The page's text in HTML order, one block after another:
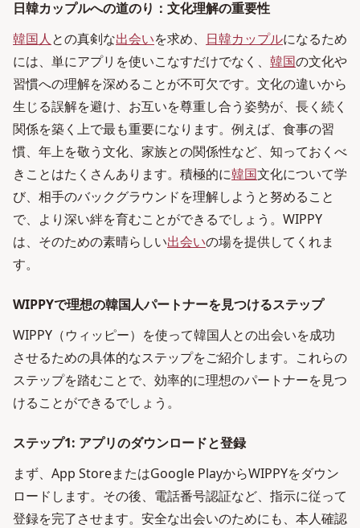
日韓カップルへの道のり：文化理解の重要性
韓国人との真剣な出会いを求め、 日韓カップルになるため
には、単にアプリを使いこなすだけでなく、 韓国の文化や
習慣への理解を深めることが不可欠です。文化の違いから
生じる誤解を避け、お互いを尊重し合う姿勢が、長く続く
関係を築く上で最も重要になります。例えば、食事の習
慣、年上を敬う文化、家族との関係性など、知っておくべ
きことはたくさんあります。積極的に韓国文化について学
び、相手のバックグラウンドを理解しようと努めること
で、より深い絆を育むことができるでしょう。WIPPY
は、そのための素晴らしい出会いの場を提供してくれま
す。
WIPPYで理想の韓国人パートナーを見つけるステップ
WIPPY（ウィッピー）を使って韓国人との出会いを成功
させるための具体的なステップをご紹介します。これらの
ステップを踏むことで、効率的に理想のパートナーを見つ
けることができるでしょう。
ステップ1: アプリのダウンロードと登録
まず、App StoreまたはGoogle PlayからWIPPYをダウン
ロードします。その後、電話番号認証など、指示に従って
登録を完了させます。安全な出会いのためにも、本人確認